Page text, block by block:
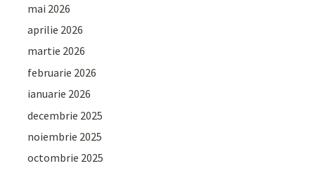
mai 2026
aprilie 2026
martie 2026
februarie 2026
ianuarie 2026
decembrie 2025
noiembrie 2025
octombrie 2025